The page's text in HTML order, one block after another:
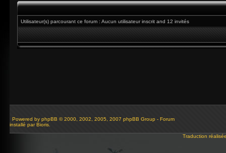
Utilisateur(s) parcourant ce forum : Aucun utilisateur inscrit and 12 invités
Powered by phpBB © 2000, 2002, 2005, 2007 phpBB Group - Forum
installé par Bioris.
Traduction